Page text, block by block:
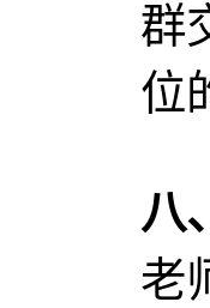
群
位
八
老